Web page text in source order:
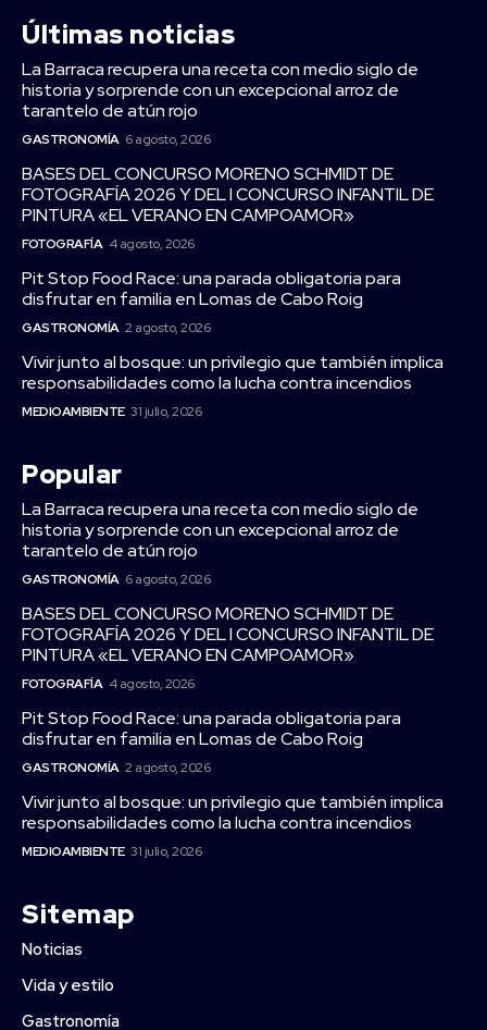
Últimas noticias
La Barraca recupera una receta con medio siglo de
historia y sorprende con un excepcional arroz de
tarantelo de atún rojo
GASTRONOMÍA 6 agosto, 2026
BASES DEL CONCURSO MORENO SCHMIDT DE
FOTOGRAFÍA 2026 Y DEL I CONCURSO INFANTIL DE
PINTURA «EL VERANO EN CAMPOAMOR»
FOTOGRAFÍA 4 agosto, 2026
Pit Stop Food Race: una parada obligatoria para
disfrutar en familia en Lomas de Cabo Roig
GASTRONOMÍA 2 agosto, 2026
Vivir junto al bosque: un privilegio que también implica
responsabilidades como la lucha contra incendios
MEDIOAMBIENTE 31 julio, 2026
Popular
La Barraca recupera una receta con medio siglo de
historia y sorprende con un excepcional arroz de
tarantelo de atún rojo
GASTRONOMÍA 6 agosto, 2026
BASES DEL CONCURSO MORENO SCHMIDT DE
FOTOGRAFÍA 2026 Y DEL I CONCURSO INFANTIL DE
PINTURA «EL VERANO EN CAMPOAMOR»
FOTOGRAFÍA 4 agosto, 2026
Pit Stop Food Race: una parada obligatoria para
disfrutar en familia en Lomas de Cabo Roig
GASTRONOMÍA 2 agosto, 2026
Vivir junto al bosque: un privilegio que también implica
responsabilidades como la lucha contra incendios
MEDIOAMBIENTE 31 julio, 2026
Sitemap
Noticias
Vida y estilo
Gastronomía